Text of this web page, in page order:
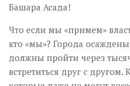
Башара Асада!
Что если мы «примем»
кто «мы»? Города
должны пройти через
встретиться друг с